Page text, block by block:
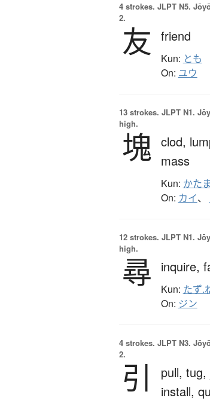
4 strokes. JLPT N5.
2.
友 friend
Kun: とも
On: ユウ
13 strokes. JLPT N1.
high.
塊 clod,
mass
Kun: かた
On: カイ、
12 strokes. JLPT N1.
high.
尋 inquire,
Kun: たず.
On: ジン
4 strokes. JLPT N3.
2.
引 pull, tug,
install,